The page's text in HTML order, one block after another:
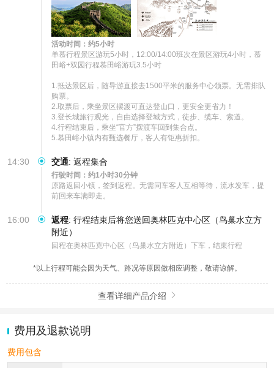
活动时间：约5小时
单慕行程景区游玩5小时，12:00/14:00班次在景区游玩4小时，慕
田峪+双园行程慕田峪游玩3.5小时
1.抵达景区后，随导游直接去1500平米的服务中心领票。无需排队
购票。
2.取票后，乘坐景区摆渡可直达登山口，更安全更省力！
3.登长城旅行观光，自由选择登城方式，徒步、缆车、索道。
4.行程结束后，乘坐“官方”摆渡车回到集合点。
5.慕田峪小镇内有甄选餐厅，客人有钜惠折扣。
14:30 交通: 返程集合
行驶时间：约1小时30分钟
原路返回小镇，签到返程。无需同车客人互相等待，流水发车，提
前回来车满即走。
16:00 返程: 行程结束后将您送回奥林匹克中心区（鸟巢水立方
附近）
回程在奥林匹克中心区（鸟巢水立方附近）下车，结束行程
*以上行程可能会因为天气、路况等原因做相应调整，敬请谅解。
查看详细产品介绍 
费用及退款说明
费用包含